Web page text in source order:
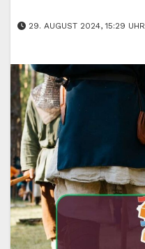
29. AUGUST 2024, 15:29 UHR